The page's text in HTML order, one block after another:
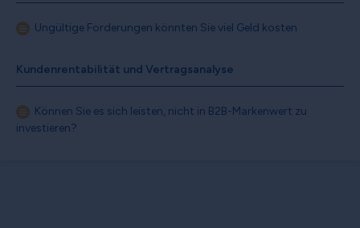
Ungültige Forderungen könnten Sie viel Geld kosten
Kundenrentabilität und Vertragsanalyse
Können Sie es sich leisten, nicht in B2B-Markenwert zu
investieren?